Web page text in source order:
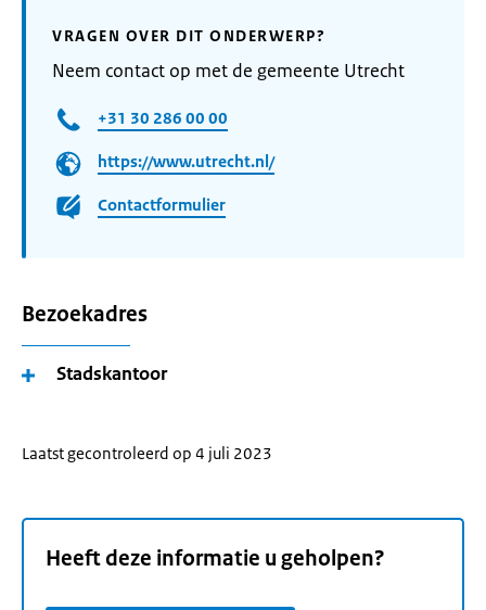
VRAGEN OVER DIT ONDERWERP?
Neem contact op met de gemeente Utrecht
+31 30 286 00 00
https://www.utrecht.nl/
Contactformulier
Bezoekadres
Stadskantoor
Laatst gecontroleerd op 4 juli 2023
Heeft deze informatie u geholpen?